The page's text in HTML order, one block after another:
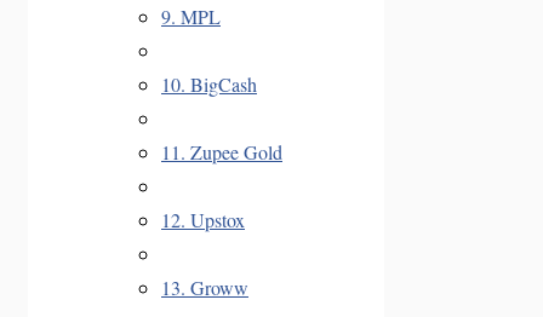
9. MPL
10. BigCash
11. Zupee Gold
12. Upstox
13. Groww